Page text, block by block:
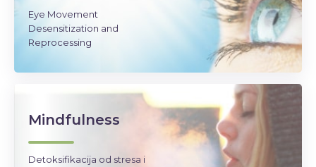
Eye Movement
Desensitization and
Reprocessing
Mindfulness
Detoksifikacija od stresa i